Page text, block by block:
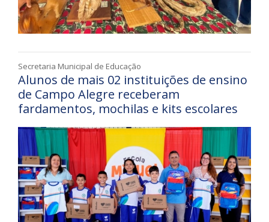
Secretaria Municipal de Educação
Alunos de mais 02 instituições de ensino
de Campo Alegre receberam
fardamentos, mochilas e kits escolares